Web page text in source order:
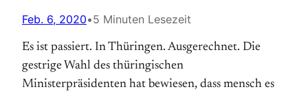
Feb. 6, 2020•5 Minuten Lesezeit
Es ist passiert. In Thüringen. Ausgerechnet. Die
gestrige Wahl des thüringischen
Ministerpräsidenten hat bewiesen, dass mensch es